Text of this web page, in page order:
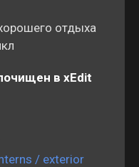
отдыха
в xEdit
/ exterior